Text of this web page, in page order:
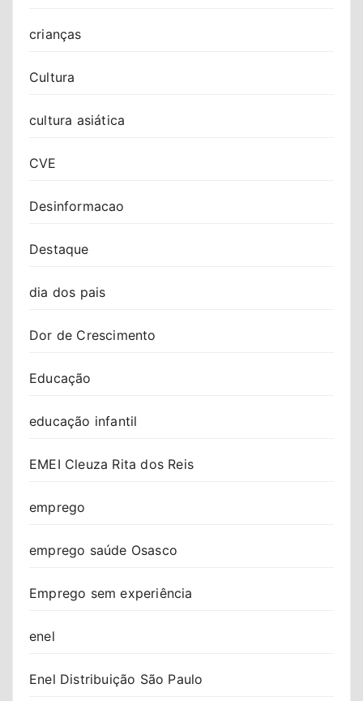
crianças
Cultura
cultura asiática
CVE
Desinformacao
Destaque
dia dos pais
Dor de Crescimento
Educação
educação infantil
EMEI Cleuza Rita dos Reis
emprego
emprego saúde Osasco
Emprego sem experiência
enel
Enel Distribuição São Paulo